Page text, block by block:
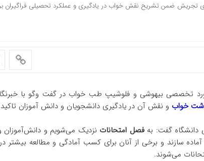
تجریش ضمن تشریح نقش خواب در یادگیری و عملکرد تحصیلی فراگیران
تخصصی بیهوشی و فلوشیپ طب خواب در گفت وگو با
خواب و نقش آن در یادگیری دانشجویان و دانش آموزان
دانشگاه گفت: بهفصل امتحانات نزدیک می‌شویم و
آماده سازند و برخی از آنان برای کسب آمادگی و مطالعه
می‌شوند.